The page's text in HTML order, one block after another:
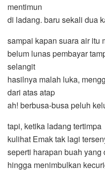
mentimun
di ladang. baru sekali dua
sampai kapan suara air itu
belum lunas pembayar
selangit
hasilnya malah luka,
dari atas atap
ah! berbusa-busa peluh
tapi, ketika ladang tertimpa
kulihat Emak tak lagi
seperti harapan buah
hingga menimbulkan